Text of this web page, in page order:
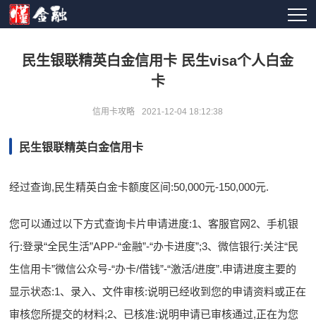
民生银联精英白金信用卡 民生visa个人白金
卡
信用卡攻略 2021-12-04 18:12:38
民生银联精英白金信用卡
经过查询,民生精英白金卡额度区间:50,000元-150,000元.
您可以通过以下方式查询卡片申请进度:1、客服官网2、手机银
行:登录“全民生活”APP-“金融”-“办卡进度”;3、微信银行:关注“民
生信用卡”微信公众号-“办卡/借钱”-“激活/进度”.申请进度主要的
显示状态:1、录入、文件审核:说明已经收到您的申请资料或正在
审核您所提交的材料;2、已核准:说明申请已审核通过,正在为您